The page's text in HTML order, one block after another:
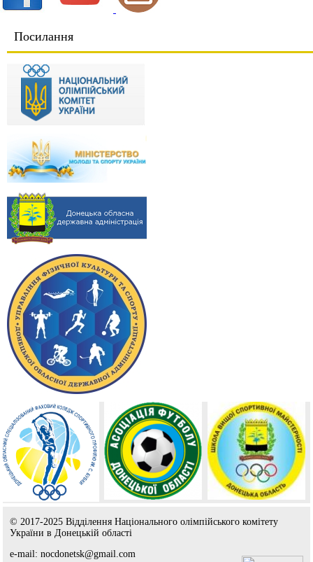
Посилання
© 2017-2025 Відділення Національного олімпійського комітету
України в Донецькій області
e-mail: nocdonetsk@gmail.com